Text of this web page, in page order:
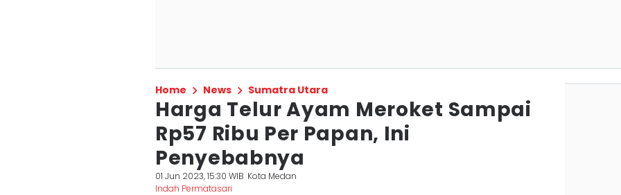
Home News Sumatra Utara
Harga Telur Ayam Meroket Sampai
Rp57 Ribu Per Papan, Ini
Penyebabnya
01 Jun 2023, 15:30 WIB Kota Medan
Indah Permatasari